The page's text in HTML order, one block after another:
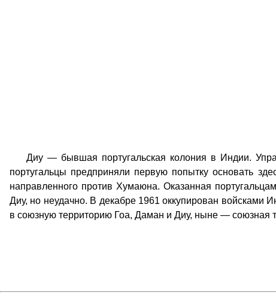
Диу — бывшая португальская колония в Индии.
португальцы предприняли первую попытку основать
направленного против Хумаюна. Оказанная
Диу, но неудачно. В декабре 1961 оккупирован войсками
в союзную территорию Гоа, Даман и Диу, ныне — союзная